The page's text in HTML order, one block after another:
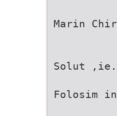
Marin
Solut
Folosim